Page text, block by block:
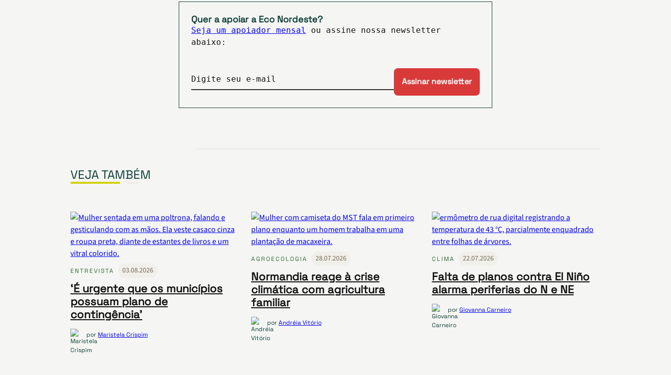
Quer a apoiar a Eco Nordeste?
Seja um apoiador mensal
ou assine nossa newsletter
abaixo:
Digite seu e-mail
VEJA TAMBÉM
ENTREVISTA 03.08.2026
‘É urgente que os municípios
possuam plano de
contingência’
por Maristela Crispim
AGROECOLOGIA 28.07.2026
Normandia reage à crise
climática com agricultura
familiar
porAndréia Vitório
CLIMA 22.07.2026
Falta de planos contra El Niño
alarma periferias do N e NE
porGiovanna Carneiro